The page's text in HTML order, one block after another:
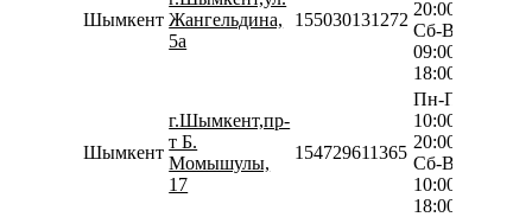
Шымкент Жангельдина,
5а
155030131272
20:00
Сб-Вс
09:00-
18:00
Шымкент
г.Шымкент,пр-
т Б.
Момышулы,
17
154729611365
Пн-Пт
10:00-
20:00
Сб-Вс
10:00-
18:00